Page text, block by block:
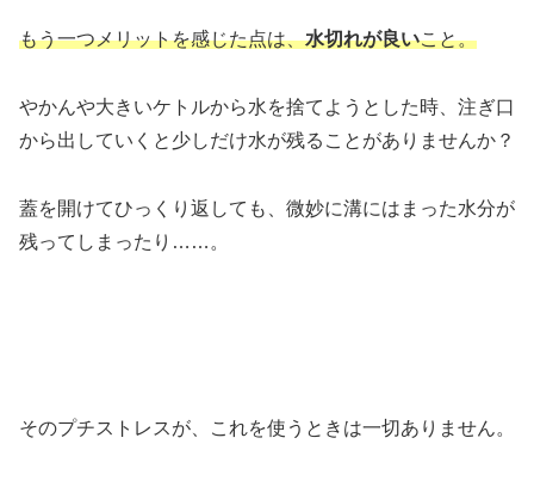
もう一つメリットを感じた点は、水切れが良いこと。
やかんや大きいケトルから水を捨てようとした時、注ぎ口
から出していくと少しだけ水が残ることがありませんか？
蓋を開けてひっくり返しても、微妙に溝にはまった水分が
残ってしまったり……。
そのプチストレスが、これを使うときは一切ありません。